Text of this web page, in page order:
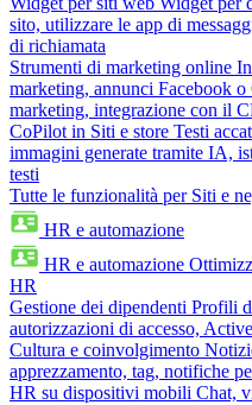
sito, utilizzare le app di
di richiamata
Strumenti di marketing online
marketing, annunci Facebook
marketing, integrazione con il
CoPilot in Siti e store Testi
immagini generate tramite IA,
testi
Tutte le funzionalità per Siti e
HR e automazione
HR e automazione
HR
Gestione dei dipendenti Profili
autorizzazioni di accesso,
Cultura e coinvolgimento
apprezzamento, tag, notifiche
HR su dispositivi mobili Chat,